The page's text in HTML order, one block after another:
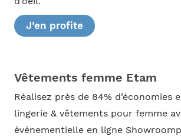
J’en profite
Vêtements femme Etam
Réalisez près de 84% d’économies
lingerie & vêtements pour femme
événementielle en ligne